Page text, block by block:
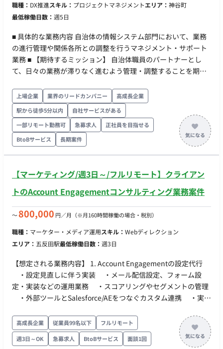
は確認中）、報告書作成ツール（Office系等、詳細は確認中） ■
開発フェーズと予定 契約・稼働期間：2026年6月末（事前
2026年7月・8月・9月の3ヶ月間 ■案件の魅力（会社について・
サービスについて） 大手IT企業の幹部層（部課長以上）に対す
るシニアキャリアコンサルティングという、非常に市場価値・
社会的意義の高い案件に携わることができます。 ■リモート稼
働について 稼働実績有無：確認中（面談自体はリモート想定）
リモート稼働可能頻度（週に●回）：フルリモート想定
（100%） 移行可能時期：初月からフルリモート想定 ■働き方
時短やフレックス可否：可（月10時間程度の極小稼働、面談ス
ケジュールに合わせて柔軟に調整可能） 土日稼働可否・夜間稼
働可否：確認中（対象者が部課長クラスのため、平日の日中が
メインと推測されますが、調整可能か要確認） 週4以下稼働可
否：可（週1日未満、月10時間程度）
職種： DX推進スキル： プロジェクトマネジメントエリア： 神谷町
最低稼働日数： 週5日
■ 具体的な業務内容 自治体の情報システム部門において、業務
の進行管理や関係各所との調整を行うマネジメント・サポート
業務 ■ 【期待するミッション】 自治体職員のパートナーとし
て、日々の業務が滞りなく進むよう管理・調整することを期待
にタスクを依頼し、円滑なコミュニケーションを支える役割を
担っていただきます。 ■ 【業務内容・担当工程】 【進捗管理・
調整】 日々の業務進捗の把握、スケジュール管理、および自治
体担当者との定例調整 【ベンダー・関係各所との窓口】 システ
ム保守ベンダー等への依頼、問い合わせ対応、および連絡調整
時間以上のため、社会保険加入必須） ・ 稼働量：週5日 稼働曜
日：月〜金 稼働時間：案件による（実働8時間程度） ・ 働き
方：一部リモート ※エリア：首都圏（案件先による） ※キャッ
チアップ期間は出社、その後は週1回程度の出社を想定 ・交通
費：支給 ・時給：4,000円〜 ※スキル・経験によって考慮しま
す ・契約期間：長期 ・募集人数：複数名 ・その他 月末締め、
25日支払い
上場企業 業界のリードカンパニー
高成長企業
駅から徒歩5分以内
自社サービスがある
一部リモート勤務可
急募求人
正社員を目指せる
BtoBサービス
長期案件
【マーケティング/週3日～/フルリモート】クライアン
トのAccount Engagementコンサルティング業務案件
〜800,000 円／月 （※月160時間稼働の場合・税別）
職種： マーケター・メディア運用スキル： Webディレクション
エリア： 五反田駅最低稼働日数： 週3日
【想定される業務内容】 1. Account Engagementの設定代行
・設定見直しに伴う実装 ・メール配信設定、フォーム設
定・実装などの運用業務 ・スコアリングやセグメントの管理
・外部ツールとSalesforce/AEをつなぐカスタム連携 ・実装
Salesforce（SFDC）との連携支援 ・キャンペーン階層やリー
ドステータスの設計 ・データ連携のトラブルシュート ・サ
ンドボックス環境での開発、設定代行 ・実装計画やテスト計
高成長企業 従業員99名以下
フルリモート
週3日～OK
急募求人 BtoBサービス 面談1回